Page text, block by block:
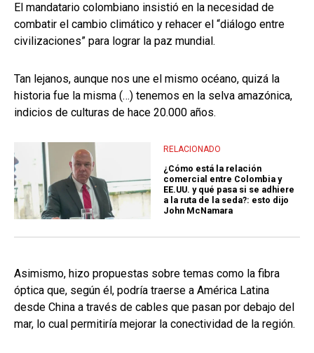
El mandatario colombiano insistió en la necesidad de
combatir el cambio climático y rehacer el “diálogo entre
civilizaciones” para lograr la paz mundial.
Tan lejanos, aunque nos une el mismo océano, quizá la
historia fue la misma (…) tenemos en la selva amazónica,
indicios de culturas de hace 20.000 años.
RELACIONADO
¿Cómo está la relación
comercial entre Colombia y
EE.UU. y qué pasa si se adhiere
a la ruta de la seda?: esto dijo
John McNamara
Asimismo, hizo propuestas sobre temas como la fibra
óptica que, según él, podría traerse a América Latina
desde China a través de cables que pasan por debajo del
mar, lo cual permitiría mejorar la conectividad de la región.